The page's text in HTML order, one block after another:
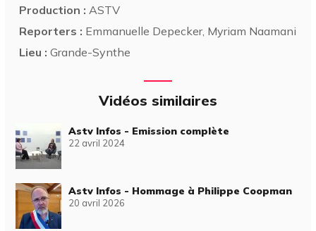
Production : ASTV
Reporters : Emmanuelle Depecker, Myriam Naamani
Lieu : Grande-Synthe
Vidéos similaires
Astv Infos - Emission complète
22 avril 2024
Astv Infos - Hommage à Philippe Coopman
20 avril 2026